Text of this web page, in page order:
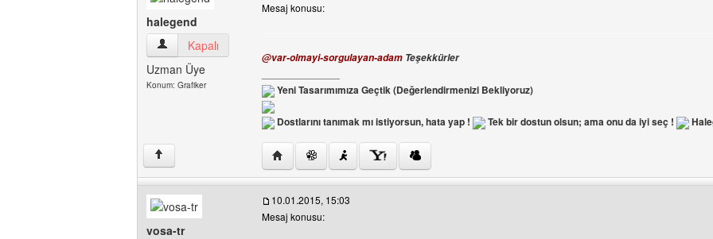
halegend
halegend Kullanıcının profilini görüntüle
Kapalı
Uzman Üye
Konum: Grafiker
Mesaj konusu:
@var-olmayi-sorgulayan-adam Teşekkürler
Yeni Tasarımımıza Geçtik (Değerlendirmenizi Bekliyoruz)
Dostlarını tanımak mı istiyorsun, hata yap ! Tek bir dostun olsun; ama onu da iyi seç !
↑ Yazarın web sitesini ziyaret et: halegend
vosa-tr
10.01.2015, 15:03
Mesaj konusu: